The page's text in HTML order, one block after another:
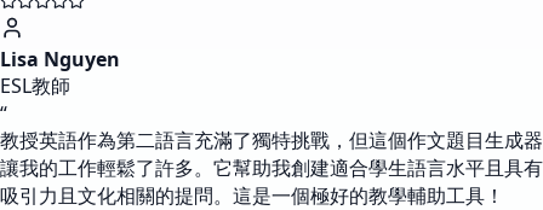
Lisa Nguyen
ESL教師
“
教授英語作為第二語言充滿了獨特挑戰，但這個作文題目生成器
讓我的工作輕鬆了許多。它幫助我創建適合學生語言水平且具有
吸引力且文化相關的提問。這是一個極好的教學輔助工具！